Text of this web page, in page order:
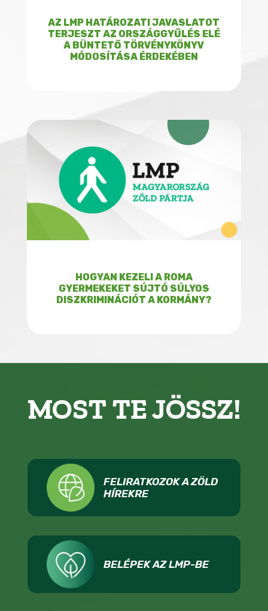
AZ LMP HATÁROZATI JAVASLATOT
TERJESZT AZ ORSZÁGGYŰLÉS ELÉ
A BÜNTETŐ TÖRVÉNYKÖNYV
MÓDOSÍTÁSA ÉRDEKÉBEN
HOGYAN KEZELI A ROMA
GYERMEKEKET SÚJTÓ SÚLYOS
DISZKRIMINÁCIÓT A KORMÁNY?
MOST TE JÖSSZ!
FELIRATKOZOK A ZÖLD
HÍREKRE
BELÉPEK AZ LMP-BE